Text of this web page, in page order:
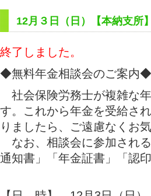
12月３日（日）【本納支所
終了しました。
◆無料年金相談会のご案内◆
社会保険労務士が複雑な
す。これから年金を受給さ
りましたら、ご遠慮なくお
なお、相談会に参加され
通知書」「年金証書」「認